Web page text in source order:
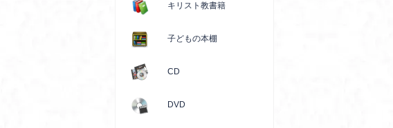
キリスト教書籍
子どもの本棚
CD
DVD